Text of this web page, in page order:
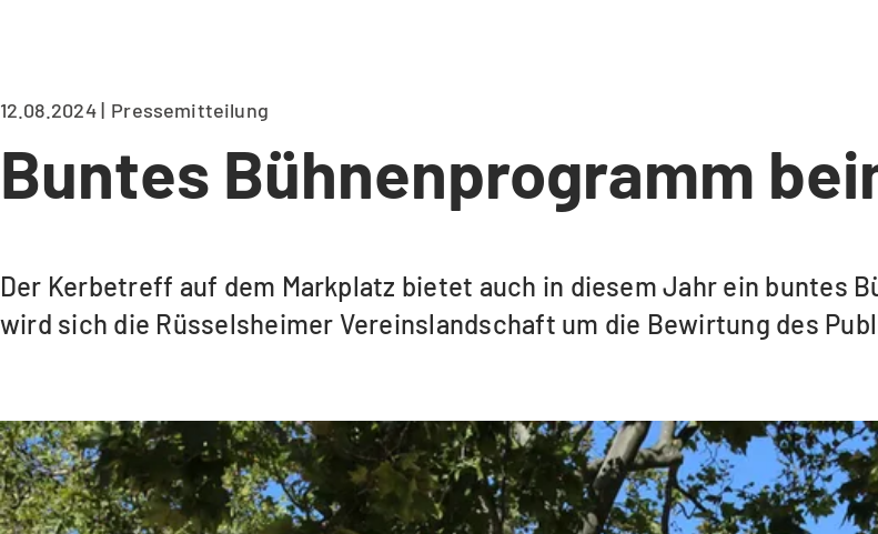
12.08.2024 Pressemitteilung
Buntes Bühnenprogramm
Der Kerbetreff auf dem Markplatz bietet auch in diesem Jahr ein buntes
wird sich die Rüsselsheimer Vereinslandschaft um die Bewirtung des